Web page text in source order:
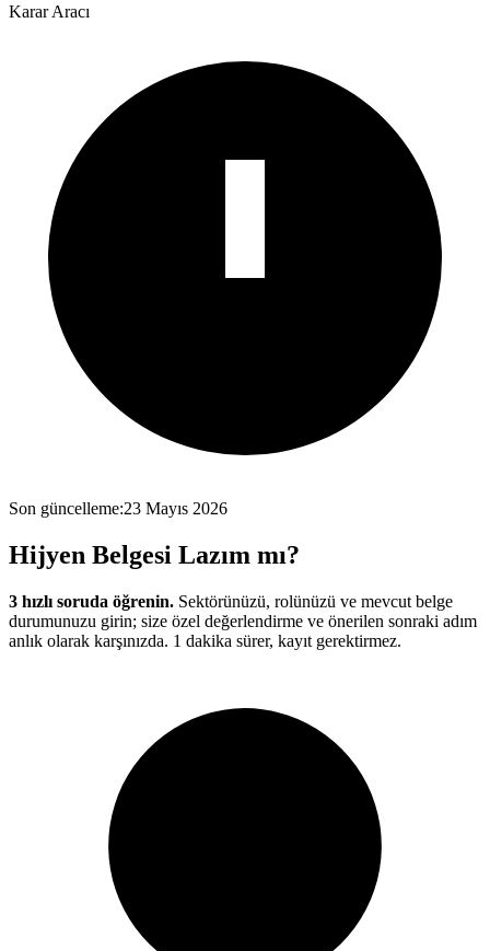
Karar Aracı
Son güncelleme:23 Mayıs 2026
Hijyen Belgesi Lazım mı?
3 hızlı soruda öğrenin. Sektörünüzü, rolünüzü ve mevcut belge
durumunuzu girin; size özel değerlendirme ve önerilen sonraki adım
anlık olarak karşınızda. 1 dakika sürer, kayıt gerektirmez.